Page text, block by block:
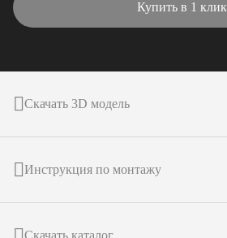
Купить в 1 клик
Скачать 3D модель
Инструкция по монтажу
Скачать каталог